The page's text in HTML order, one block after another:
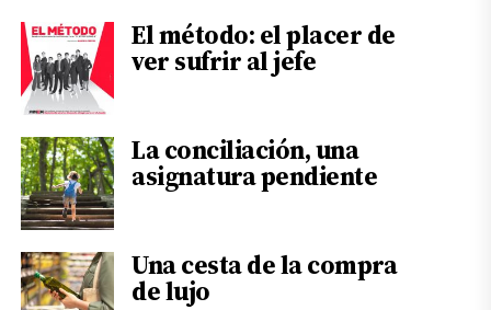
El método: el placer de
ver sufrir al jefe
La conciliación, una
asignatura pendiente
Una cesta de la compra
de lujo